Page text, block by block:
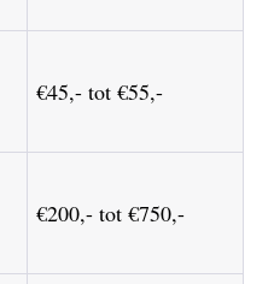
€45,- tot €55,-
€200,- tot €750,-